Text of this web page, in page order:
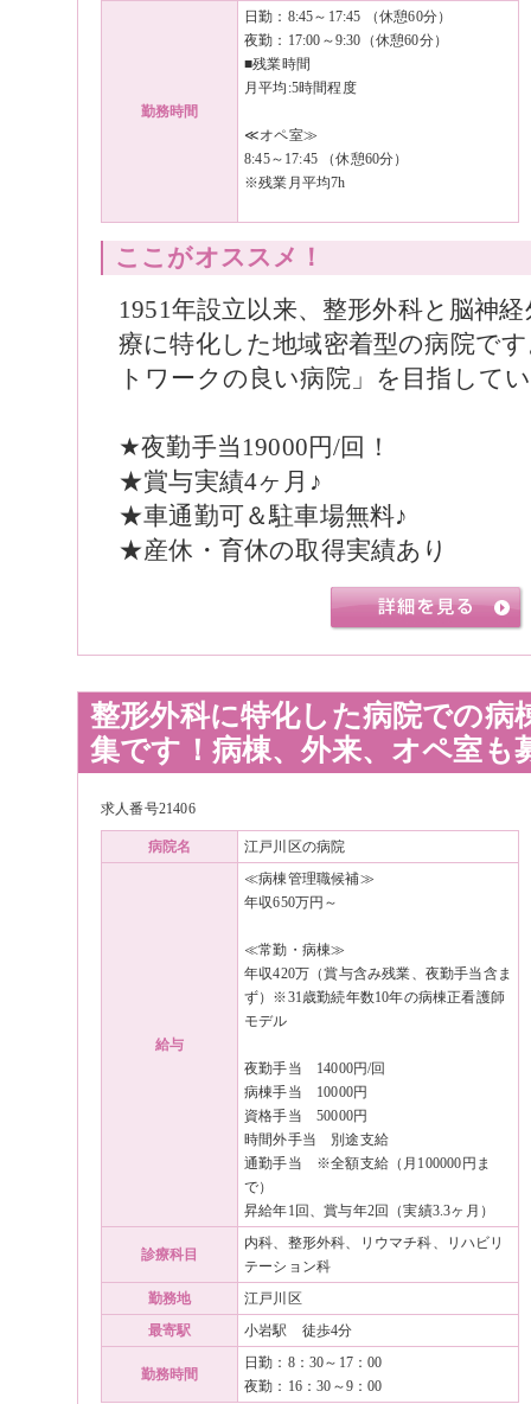
勤務時間
日勤：8:45～17:45 （休憩60分）
夜勤：17:00～9:30（休憩60分）
■残業時間
月平均:5時間程度
≪オペ室≫
8:45～17:45 （休憩60分）
※残業月平均7h
ここがオススメ！
1951年設立以来、整形外科と脳神
療に特化した地域密着型の病院で
トワークの良い病院」を目指して
★夜勤手当19000円/回！
★賞与実績4ヶ月♪
★車通勤可＆駐車場無料♪
★産休・育休の取得実績あり
整形外科に特化した病院での病
集です！病棟、外来、オペ室も
求人番号21406
病院名 江戸川区の病院
給与
≪病棟管理職候補≫
年収650万円～
≪常勤・病棟≫
年収420万（賞与含み残業、夜勤手当含ま
ず）※31歳勤続年数10年の病棟正看護師
モデル
夜勤手当 14000円/回
病棟手当 10000円
資格手当 50000円
時間外手当 別途支給
通勤手当 ※全額支給（月100000円ま
で）
昇給年1回、賞与年2回（実績3.3ヶ月）
診療科目
内科、整形外科、リウマチ科、リハビリ
テーション科
勤務地
江戸川区
最寄駅
小岩駅 徒歩4分
勤務時間
日勤：8：30～17：00
夜勤：16：30～9：00